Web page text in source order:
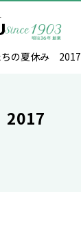
ちの夏休み 2017
2017